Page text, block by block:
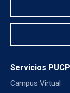
Servicios PUCP
Campus Virtual